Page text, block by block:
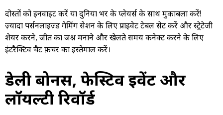
दोस्तों को इनवाइट करें या दुनिया भर के प्लेयर्स के साथ मुकाबला करें!
ज़्यादा पर्सनलाइज़्ड गेमिंग सेशन के लिए प्राइवेट टेबल सेट करें और स्ट्रेटेजी
शेयर करने, जीत का जश्न मनाने और खेलते समय कनेक्ट करने के लिए
इंटरैक्टिव चैट फ़ीचर का इस्तेमाल करें।
डेली बोनस, फेस्टिव इवेंट और
लॉयल्टी रिवॉर्ड